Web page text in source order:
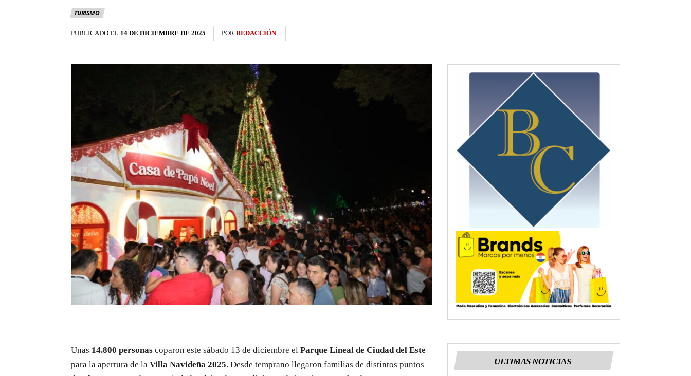
TURISMO
PUBLICADO EL 14 DE DICIEMBRE DE 2025 POR REDACCIÓN
Unas 14.800 personas coparon este sábado 13 de diciembre el Parque Lineal de Ciudad del Este
para la apertura de la Villa Navideña 2025. Desde temprano llegaron familias de distintos puntos
ULTIMAS NOTICIAS